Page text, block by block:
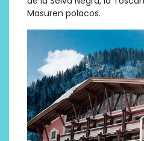
Masuren polacos.